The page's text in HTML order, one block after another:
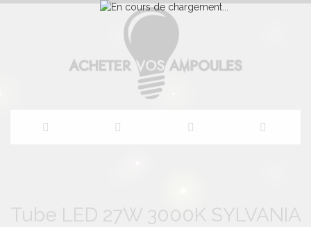
contenu
the
the
Tube LED 27W 3000K SYLVANIA